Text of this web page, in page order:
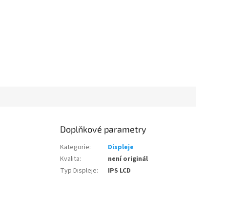
Doplňkové parametry
Kategorie:
Displeje
Kvalita:
není originál
Typ Displeje: IPS LCD